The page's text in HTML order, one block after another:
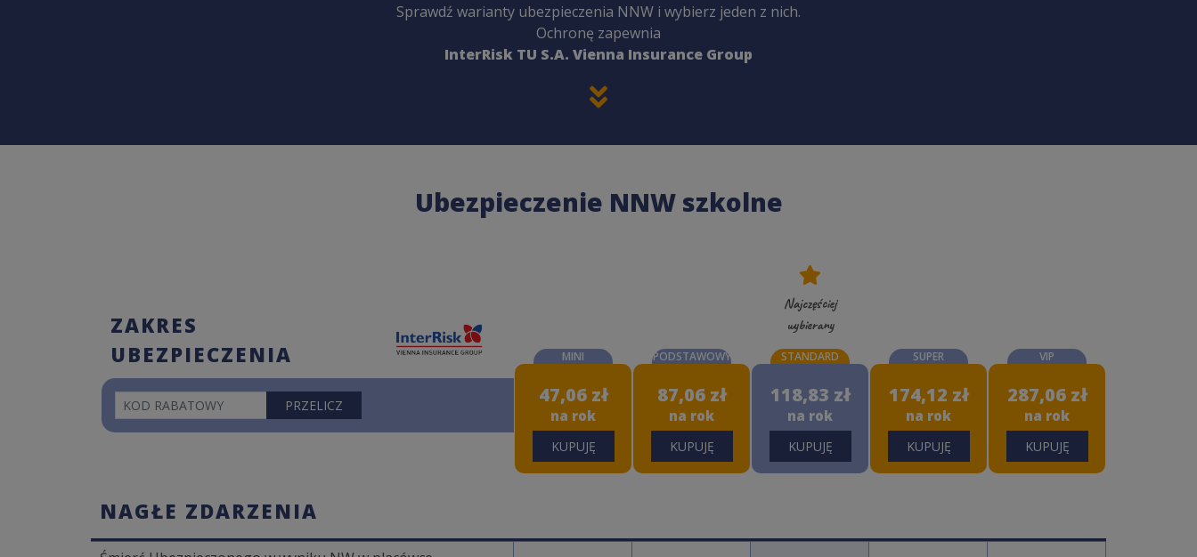
Sprawdź warianty ubezpieczenia NNW i wybierz jeden z nich.
Ochronę zapewnia
InterRisk TU S.A. Vienna Insurance Group
Ubezpieczenie NNW szkolne
ZAKRES
UBEZPIECZENIA
PRZELICZ
MINI PODSTAWOWY
Najczęściej
wybierany
STANDARD SUPER VIP
47,06 zł
na rok
KUPUJĘ
87,06 zł
na rok
KUPUJĘ
118,83 zł
na rok
KUPUJĘ
174,12 zł
na rok
KUPUJĘ
287,06 zł
na rok
KUPUJĘ
NAGŁE ZDARZENIA